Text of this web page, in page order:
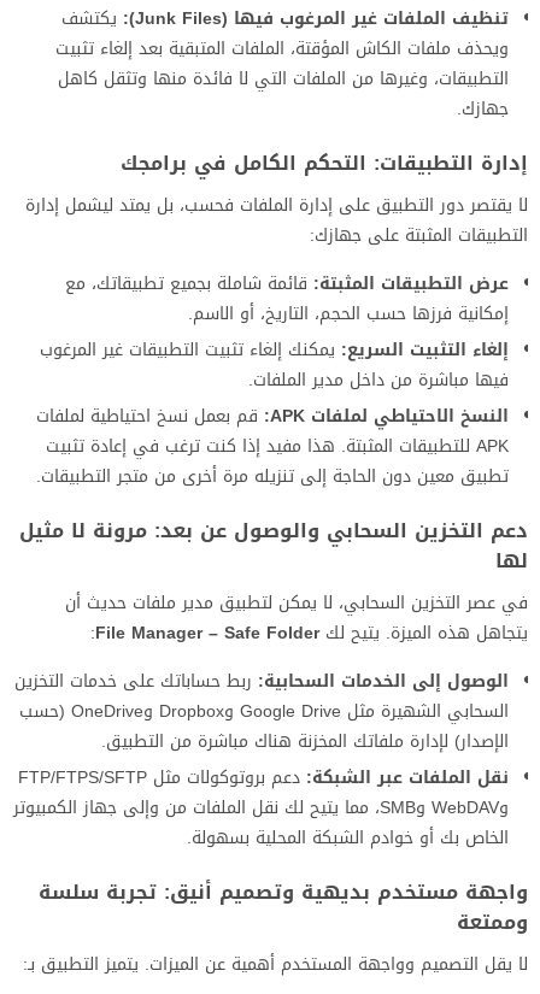
تنظيف الملفات غير المرغوب فيها (Junk Files):
يكتشف
ويحذف ملفات الكاش المؤقتة، الملفات المتبقية بعد إلغاء تثبيت
التطبيقات، وغيرها من الملفات التي لا فائدة منها وتثقل كاهل
جهازك.
إدارة التطبيقات: التحكم الكامل في برامجك
لا يقتصر دور التطبيق على إدارة الملفات فحسب، بل يمتد ليشمل إدارة
التطبيقات المثبتة على جهازك:
عرض التطبيقات المثبتة: قائمة شاملة بجميع تطبيقاتك، مع
إمكانية فرزها حسب الحجم، التاريخ، أو الاسم.
إلغاء التثبيت السريع: يمكنك إلغاء تثبيت التطبيقات غير المرغوب
فيها مباشرة من داخل مدير الملفات.
النسخ الاحتياطي لملفات APK:
قم بعمل نسخ احتياطية لملفات
APK للتطبيقات المثبتة. هذا مفيد إذا كنت ترغب في إعادة تثبيت
تطبيق معين دون الحاجة إلى تنزيله مرة أخرى من متجر التطبيقات.
دعم التخزين السحابي والوصول عن بعد: مرونة لا مثيل
لها
في عصر التخزين السحابي، لا يمكن لتطبيق مدير ملفات حديث أن
يتجاهل هذه الميزة. يتيح لكFile Manager – Safe Folder
:
الوصول إلى الخدمات السحابية: ربط حساباتك على خدمات التخزين
السحابي الشهيرة مثل Google Drive وDropbox وOneDrive (حسب
الإصدار) لإدارة ملفاتك المخزنة هناك مباشرة من التطبيق.
نقل الملفات عبر الشبكة:
دعم بروتوكولات مثل FTP/FTPS/SFTP
وWebDAV وSMB، مما يتيح لك نقل الملفات من وإلى جهاز الكمبيوتر
الخاص بك أو خوادم الشبكة المحلية بسهولة.
واجهة مستخدم بديهية وتصميم أنيق: تجربة سلسة
وممتعة
لا يقل التصميم وواجهة المستخدم أهمية عن الميزات. يتميز التطبيق بـ: